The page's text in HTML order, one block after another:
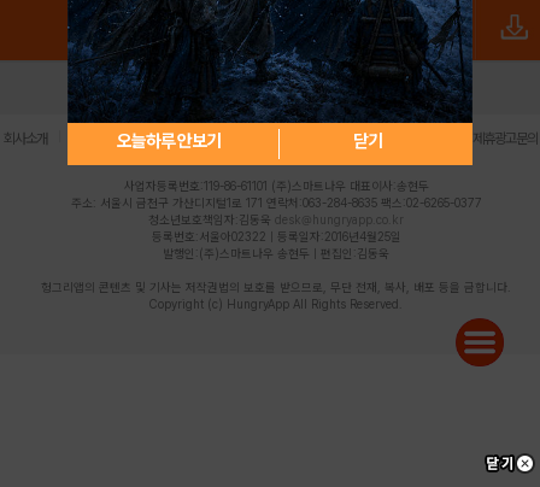
오늘하루 안보기 닫기
로그인 PC버전 전체앱
회사소개 | 개인정보 처리방침 불법촬영물 신고센터 제휴광고문의
사업자등록번호:119-86-61101 (주)스마트나우 대표이사:송현두
주소: 서울시 금천구 가산디지털1로 171 연락처:063-284-8635 팩스:02-6265-0377
청소년보호책임자:김동욱 desk@hungryapp.co.kr
등록번호:서울아02322 | 등록일자:2016년4월25일
발행인:(주)스마트나우 송현두 | 편집인:김동욱
헝그리앱의 콘텐츠 및 기사는 저작권법의 보호를 받으므로, 무단 전재, 복사, 배포 등을 금합니다.
Copyright (c) HungryApp All Rights Reserved.